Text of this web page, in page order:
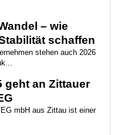
– wie
schaffen
stehen auch 2026
geht an Zittauer
mbH aus Zittau ist einer